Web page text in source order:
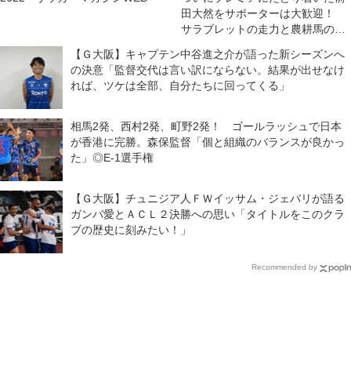
田大然をサポーターは大歓迎！
サラブレットの走力と農耕馬の献
らす！【英国通信】
【Ｇ大阪】キャプテン中谷進之介が語った新シーズンへ
の決意「監督交代は言い訳にならない。結果が出せなけ
れば、ツケは全部、自分たちに回ってくる」
相馬2発、西村2発、町野2発！ ゴールラッシュで日本
が香港に完勝。森保監督「個と組織のバランスが良かっ
た」◎E-1選手権
【Ｇ大阪】チュニジア人ＦＷイッサム・ジェバリが語る
ガンバ愛とＡＣＬ２決勝への思い「タイトルをこのクラ
ブの歴史に刻みたい！」
Recommended by